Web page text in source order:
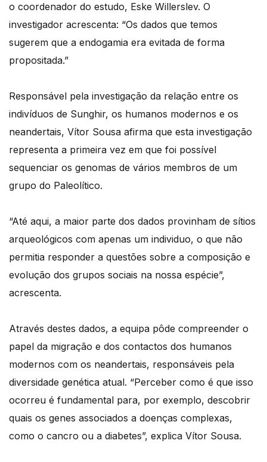
o coordenador do estudo, Eske Willerslev. O
investigador acrescenta: “Os dados que temos
sugerem que a endogamia era evitada de forma
propositada.”
Responsável pela investigação da relação entre os
indivíduos de Sunghir, os humanos modernos e os
neandertais, Vítor Sousa afirma que esta investigação
representa a primeira vez em que foi possível
sequenciar os genomas de vários membros de um
grupo do Paleolítico.
“Até aqui, a maior parte dos dados provinham de sítios
arqueológicos com apenas um individuo, o que não
permitia responder a questões sobre a composição e
evolução dos grupos sociais na nossa espécie”,
acrescenta.
Através destes dados, a equipa pôde compreender o
papel da migração e dos contactos dos humanos
modernos com os neandertais, responsáveis pela
diversidade genética atual. “Perceber como é que isso
ocorreu é fundamental para, por exemplo, descobrir
quais os genes associados a doenças complexas,
como o cancro ou a diabetes”, explica Vítor Sousa.